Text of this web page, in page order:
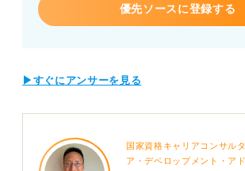
むべきことや、履歴書・面接で前向きに評
ための具体的な伝え方をアドバイスいた
優先ソースに登録する
▶すぐにアンサーを見る
国家資格キャリアコンサル
ア・デベロップメント・ア